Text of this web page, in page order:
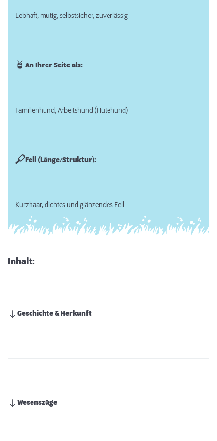
Lebhaft, mutig, selbstsicher, zuverlässig
An Ihrer Seite als:
Familienhund, Arbeitshund (Hütehund)
Fell (Länge/Struktur):
Kurzhaar, dichtes und glänzendes Fell
Inhalt:
Geschichte & Herkunft
Wesenszüge